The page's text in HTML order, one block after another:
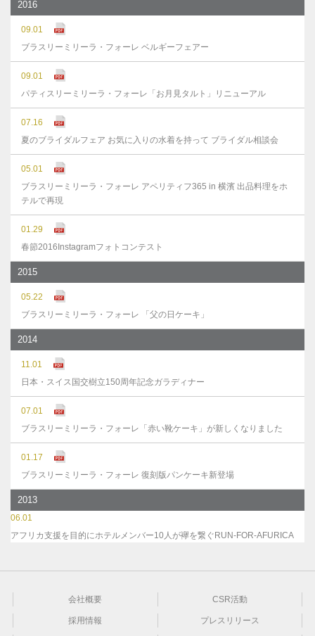
2016
09.01
ブラスリーミリーラ・フォーレ ベルギーフェアー
09.01
パティスリーミリーラ・フォーレ「お月見タルト」リニューアル
07.16
夏のブライダルフェア お気に入りの水着を持って ブライダル相談会
05.01
ブラスリーミリーラ・フォーレ アペリティフ365 in 横濱 出品料理をホ
テルで再現
01.29
春節2016Instagramフォトコンテスト
2015
05.22
ブラスリーミリーラ・フォーレ 「父の日ケーキ」
2014
11.01
日本・スイス国交樹立150周年記念ガラディナー
07.01
ブラスリーミリーラ・フォーレ「赤い靴ケーキ」が新しくなりました
01.17
ブラスリーミリーラ・フォーレ 復刻版パンケーキ新登場
2013
06.01
アフリカ支援を目的にホテルメンバー10人が襷を繋ぐRUN-FOR-AFURICA
会社概要 CSR活動
採用情報 プレスリリース